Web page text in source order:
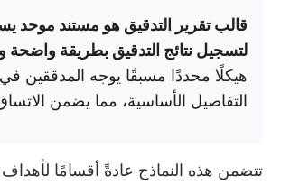
قالب تقرير التدقيق هو مستند موحد
لتسجيل نتائج التدقيق بطريقة واضحة
هيكلًا محددًا مسبقًا يوجه المدققين
التفاصيل الأساسية، مما يضمن
تتضمن هذه النماذج عادةً أقسامًا